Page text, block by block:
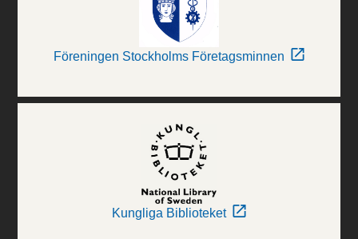
Föreningen Stockholms Företagsminnen
Kungliga Biblioteket